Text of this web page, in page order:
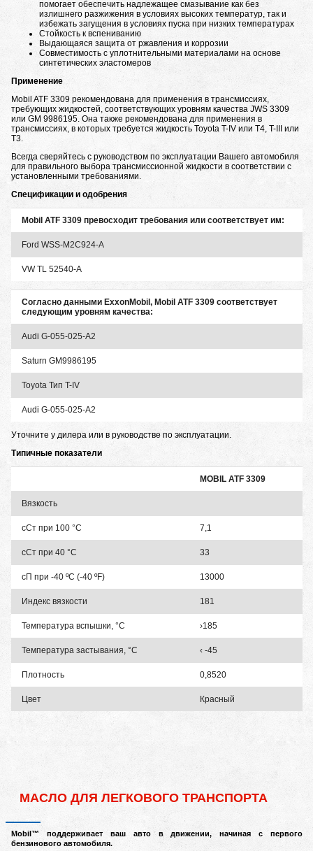
помогает обеспечить надлежащее смазывание как без
излишнего разжижения в условиях высоких температур, так и
избежать загущения в условиях пуска при низких температурах
Стойкость к вспениванию
Выдающаяся защита от ржавления и коррозии
Совместимость с уплотнительными материалами на основе
синтетических эластомеров
Применение
Mobil ATF 3309 рекомендована для применения в трансмиссиях,
требующих жидкостей, соответствующих уровням качества JWS 3309
или GM 9986195. Она также рекомендована для применения в
трансмиссиях, в которых требуется жидкость Toyota T-IV или T4, T-III или
T3.
Всегда сверяйтесь с руководством по эксплуатации Вашего автомобиля
для правильного выбора трансмиссионной жидкости в соответствии с
установленными требованиями.
Спецификации и одобрения
Mobil ATF 3309 превосходит требования или соответствует им:
Ford WSS-M2C924-A
VW TL 52540-A
Согласно данными ExxonMobil, Mobil ATF 3309 соответствует
следующим уровням качества:
Audi G-055-025-A2
Saturn GM9986195
Toyota Тип T-IV
Audi G-055-025-A2
Уточните у дилера или в руководстве по эксплуатации.
Типичные показатели
MOBIL ATF 3309
Вязкость
сСт при 100 °С 7,1
сСт при 40 °C 33
сП при -40 ºC (-40 ºF) 13000
Индекс вязкости 181
Температура вспышки, °С ›185
Температура застывания, °С ‹ -45
Плотность 0,8520
Цвет Красный
МАСЛО ДЛЯ ЛЕГКОВОГО ТРАНСПОРТА
Mobil™ поддерживает ваш авто в движении, начиная с первого
бензинового автомобиля.